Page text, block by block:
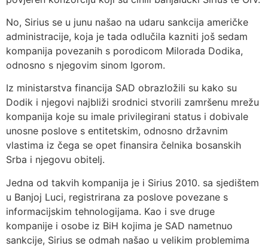
No, Sirius se u junu našao na udaru sankcija američke
administracije, koja je tada odlučila kazniti još sedam
kompanija povezanih s porodicom Milorada Dodika,
odnosno s njegovim sinom Igorom.
Iz ministarstva financija SAD obrazložili su kako su
Dodik i njegovi najbliži srodnici stvorili zamršenu mrežu
kompanija koje su imale privilegirani status i dobivale
unosne poslove s entitetskim, odnosno državnim
vlastima iz čega se opet finansira čelnika bosanskih
Srba i njegovu obitelj.
Jedna od takvih kompanija je i Sirius 2010. sa sjedištem
u Banjoj Luci, registrirana za poslove povezane s
informacijskim tehnologijama. Kao i sve druge
kompanije i osobe iz BiH kojima je SAD nametnuo
sankcije, Sirius se odmah našao u velikim problemima